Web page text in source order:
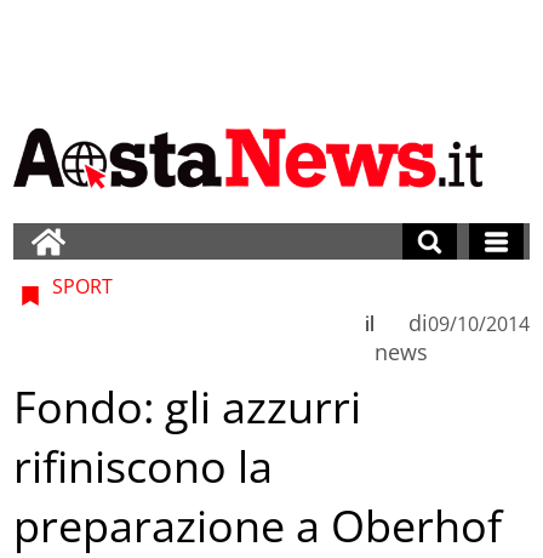
SPORT
di
news
il 09/10/2014
Fondo: gli azzurri
rifiniscono la
preparazione a Oberhof